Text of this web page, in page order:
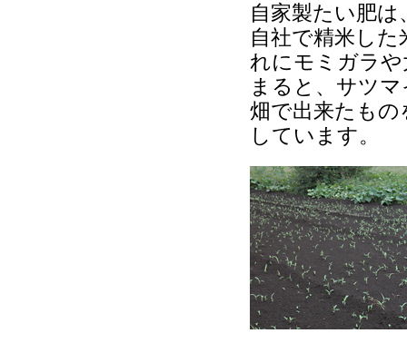
自家製たい肥
自社で精米し
れにモミガラ
まると、サツ
畑で出来たもの
しています。